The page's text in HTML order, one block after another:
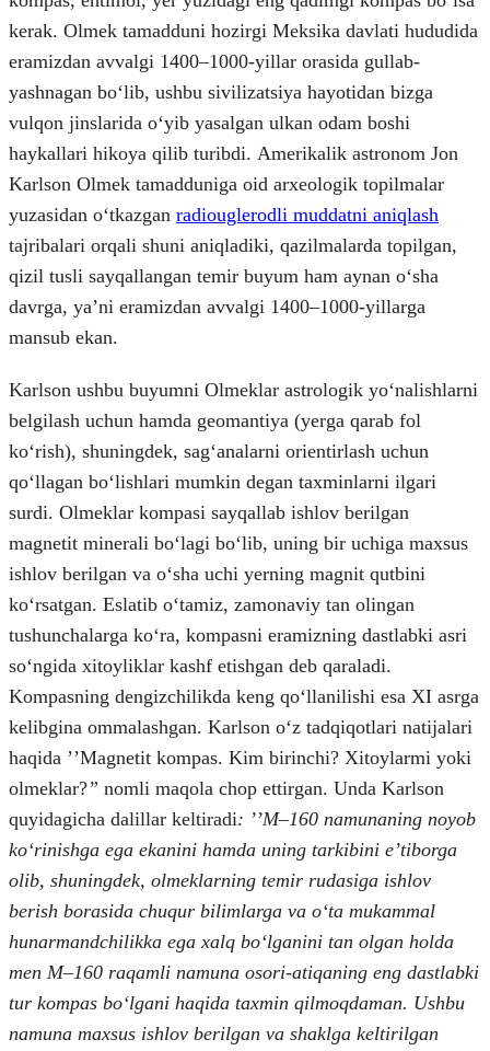
kerak. Olmek tamadduni hozirgi Meksika davlati hududida
eramizdan avvalgi 1400–1000-yillar orasida gullab-
yashnagan boʻlib, ushbu sivilizatsiya hayotidan bizga
vulqon jinslarida oʻyib yasalgan ulkan odam boshi
haykallari hikoya qilib turibdi. Amerikalik astronom Jon
Karlson Olmek tamadduniga oid arxeologik topilmalar
yuzasidan oʻtkazgan radiouglerodli muddatni aniqlash
tajribalari orqali shuni aniqladiki, qazilmalarda topilgan,
qizil tusli sayqallangan temir buyum ham aynan oʻsha
davrga, yaʼni eramizdan avvalgi 1400–1000-yillarga
mansub ekan.
Karlson ushbu buyumni Olmeklar astrologik yoʻnalishlarni
belgilash uchun hamda geomantiya (yerga qarab fol
koʻrish), shuningdek, sagʻanalarni orientirlash uchun
qoʻllagan boʻlishlari mumkin degan taxminlarni ilgari
surdi. Olmeklar kompasi sayqallab ishlov berilgan
magnetit minerali boʻlagi boʻlib, uning bir uchiga maxsus
ishlov berilgan va oʻsha uchi yerning magnit qutbini
koʻrsatgan. Eslatib oʻtamiz, zamonaviy tan olingan
tushunchalarga koʻra, kompasni eramizning dastlabki asri
soʻngida xitoyliklar kashf etishgan deb qaraladi.
Kompasning dengizchilikda keng qoʻllanilishi esa XI asrga
kelibgina ommalashgan. Karlson oʻz tadqiqotlari natijalari
haqida ʼʼMagnetit kompas. Kim birinchi? Xitoylarmi yoki
olmeklar?” nomli maqola chop ettirgan. Unda Karlson
quyidagicha dalillar keltiradi: ʼʼM–160 namunaning noyob
koʻrinishga ega ekanini hamda uning tarkibini eʼtiborga
olib, shuningdek, olmeklarning temir rudasiga ishlov
berish borasida chuqur bilimlarga va oʻta mukammal
hunarmandchilikka ega xalq boʻlganini tan olgan holda
men M–160 raqamli namuna osori-atiqaning eng dastlabki
tur kompas boʻlgani haqida taxmin qilmoqdaman. Ushbu
namuna maxsus ishlov berilgan va shaklga keltirilgan